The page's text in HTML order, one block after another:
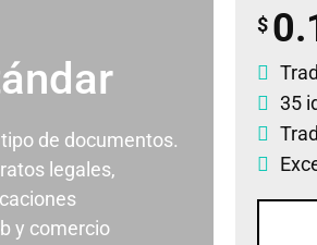
de documentos.
legales,
y comercio
$
35